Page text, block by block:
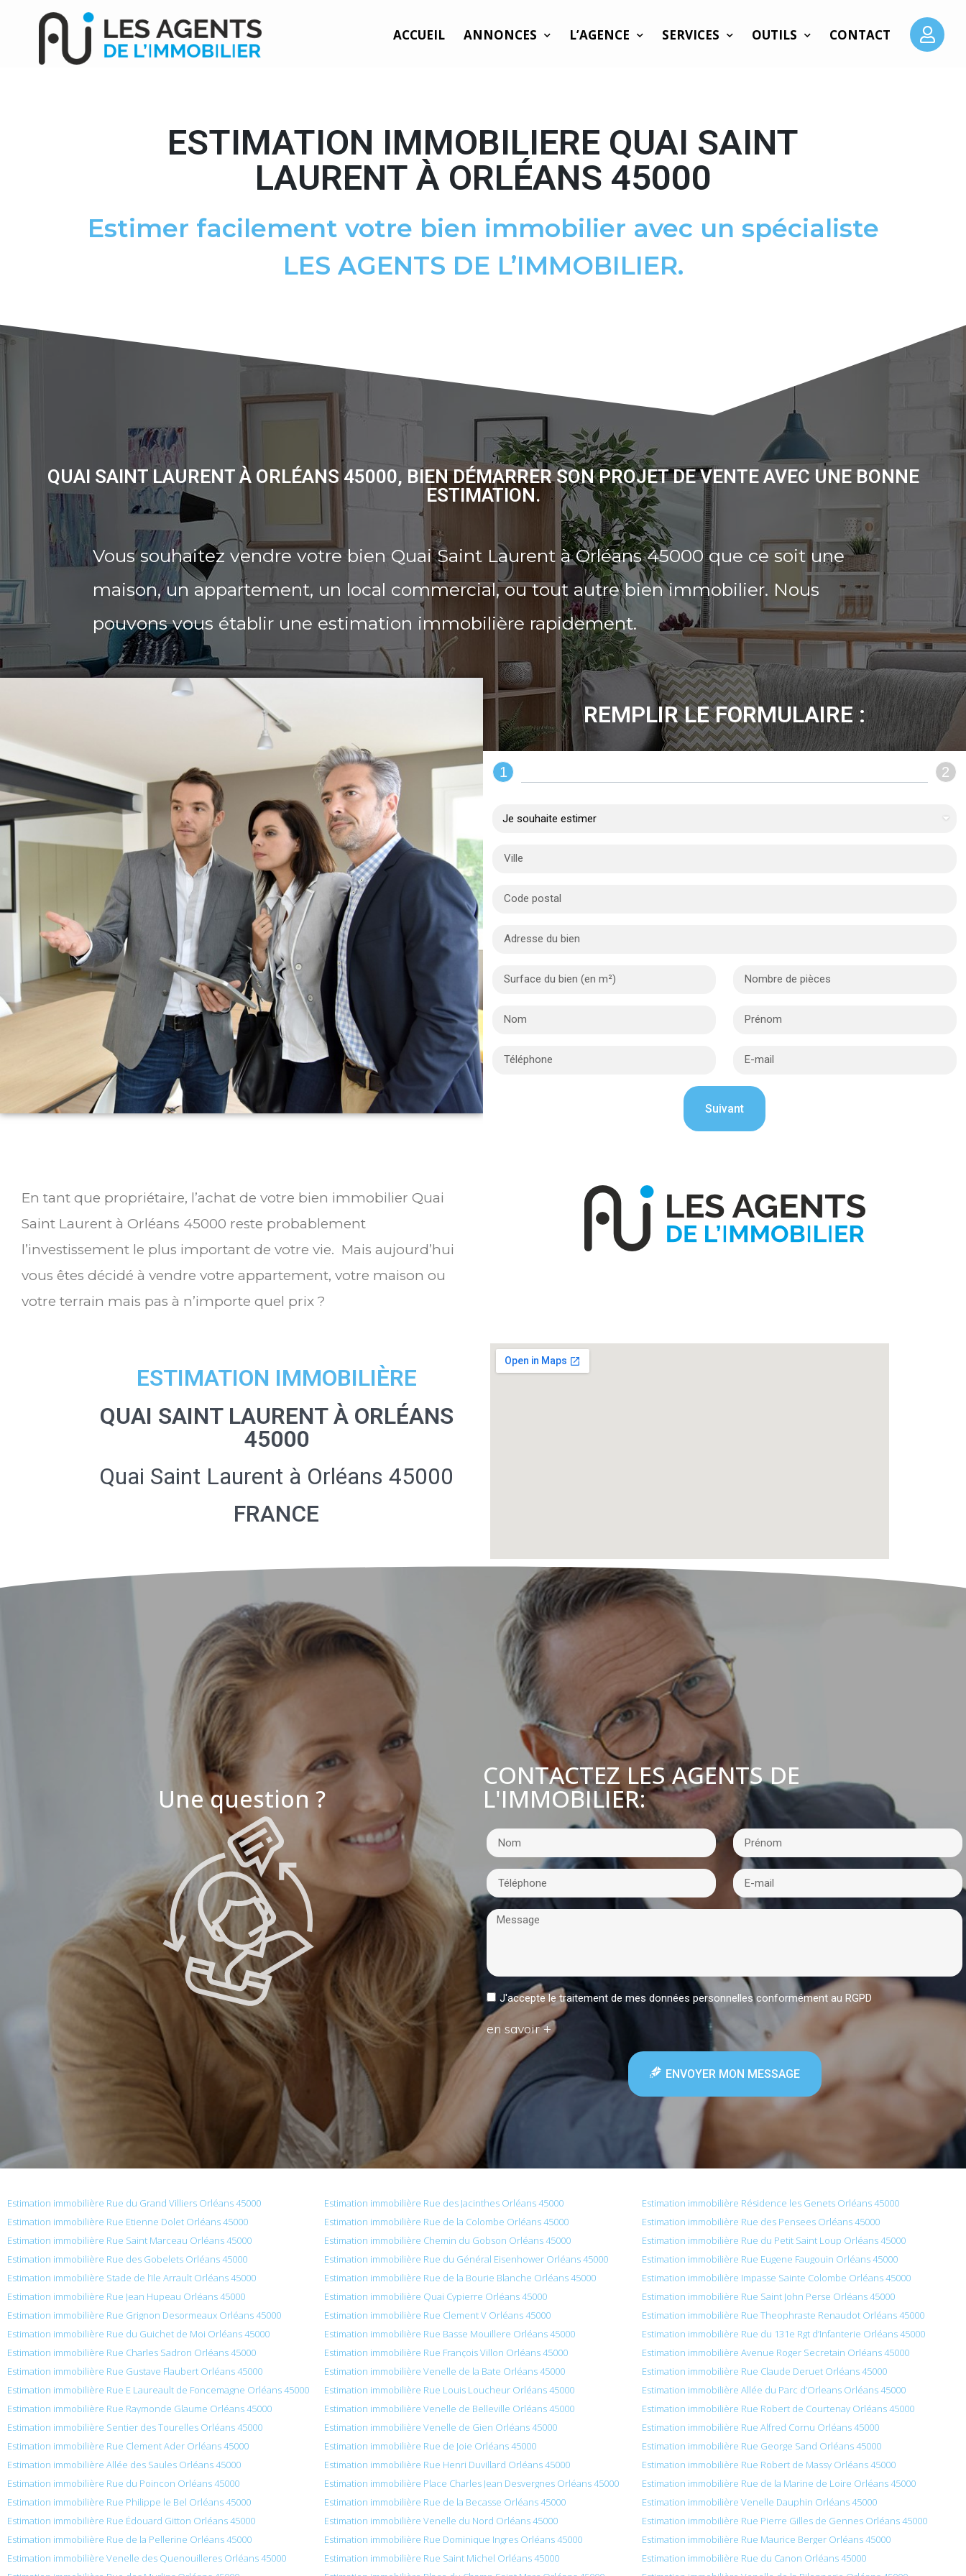
ACCUEIL ANNONCES L’AGENCE SERVICES OUTILS CONTACT
ESTIMATION IMMOBILIERE QUAI SAINT
LAURENT À ORLÉANS 45000
Estimer facilement votre bien immobilier avec un spécialiste
LES AGENTS DE L’IMMOBILIER.
QUAI SAINT LAURENT À ORLÉANS 45000, BIEN DÉMARRER SON PROJET DE VENTE AVEC UNE BONNE
ESTIMATION.
Vous souhaitez vendre votre bien Quai Saint Laurent à Orléans 45000 que ce soit une
maison, un appartement, un local commercial, ou tout autre bien immobilier. Nous
pouvons vous établir une estimation immobilière rapidement.
REMPLIR LE FORMULAIRE :
1 2
En tant que propriétaire, l’achat de votre bien immobilier Quai
Saint Laurent à Orléans 45000 reste probablement
l’investissement le plus important de votre vie. Mais aujourd’hui
vous êtes décidé à vendre votre appartement, votre maison ou
votre terrain mais pas à n’importe quel prix ?
ESTIMATION IMMOBILIÈRE
QUAI SAINT LAURENT À ORLÉANS
45000
Quai Saint Laurent à Orléans 45000
FRANCE
Une question ?
CONTACTEZ LES AGENTS DE
L'IMMOBILIER:
J'accepte le traitement de mes données personnelles conformément au RGPD
en savoir +
ENVOYER MON MESSAGE
Estimation immobilière Rue du Grand Villiers Orléans 45000 Estimation immobilière Rue des Jacinthes Orléans 45000
Estimation immobilière Résidence les Genets Orléans 45000
Estimation immobilière Rue Etienne Dolet Orléans 45000
Estimation immobilière Rue de la Colombe Orléans 45000
Estimation immobilière Rue des Pensees Orléans 45000
Estimation immobilière Rue Saint Marceau Orléans 45000
Estimation immobilière Chemin du Gobson Orléans 45000
Estimation immobilière Rue du Petit Saint Loup Orléans 45000
Estimation immobilière Rue des Gobelets Orléans 45000
Estimation immobilière Rue du Général Eisenhower Orléans 45000
Estimation immobilière Rue Eugene Faugouin Orléans 45000
Estimation immobilière Stade de l’Ile Arrault Orléans 45000
Estimation immobilière Rue de la Bourie Blanche Orléans 45000
Estimation immobilière Impasse Sainte Colombe Orléans 45000
Estimation immobilière Rue Jean Hupeau Orléans 45000
Estimation immobilière Quai Cypierre Orléans 45000
Estimation immobilière Rue Saint John Perse Orléans 45000
Estimation immobilière Rue Grignon Desormeaux Orléans 45000
Estimation immobilière Rue Clement V Orléans 45000
Estimation immobilière Rue Theophraste Renaudot Orléans 45000
Estimation immobilière Rue du Guichet de Moi Orléans 45000
Estimation immobilière Rue Basse Mouillere Orléans 45000
Estimation immobilière Rue du 131e Rgt d’Infanterie Orléans 45000
Estimation immobilière Rue Charles Sadron Orléans 45000
Estimation immobilière Rue François Villon Orléans 45000
Estimation immobilière Avenue Roger Secretain Orléans 45000
Estimation immobilière Rue Gustave Flaubert Orléans 45000
Estimation immobilière Venelle de la Bate Orléans 45000
Estimation immobilière Rue Claude Deruet Orléans 45000
Estimation immobilière Rue E Laureault de Foncemagne Orléans 45000
Estimation immobilière Rue Louis Loucheur Orléans 45000
Estimation immobilière Allée du Parc d’Orleans Orléans 45000
Estimation immobilière Rue Raymonde Glaume Orléans 45000
Estimation immobilière Venelle de Belleville Orléans 45000
Estimation immobilière Rue Robert de Courtenay Orléans 45000
Estimation immobilière Sentier des Tourelles Orléans 45000
Estimation immobilière Venelle de Gien Orléans 45000
Estimation immobilière Rue Alfred Cornu Orléans 45000
Estimation immobilière Rue Clement Ader Orléans 45000
Estimation immobilière Rue de Joie Orléans 45000
Estimation immobilière Rue George Sand Orléans 45000
Estimation immobilière Allée des Saules Orléans 45000
Estimation immobilière Rue Henri Duvillard Orléans 45000
Estimation immobilière Rue Robert de Massy Orléans 45000
Estimation immobilière Rue du Poincon Orléans 45000
Estimation immobilière Place Charles Jean Desvergnes Orléans 45000
Estimation immobilière Rue de la Marine de Loire Orléans 45000
Estimation immobilière Rue Philippe le Bel Orléans 45000
Estimation immobilière Rue de la Becasse Orléans 45000
Estimation immobilière Venelle Dauphin Orléans 45000
Estimation immobilière Rue Édouard Gitton Orléans 45000
Estimation immobilière Venelle du Nord Orléans 45000
Estimation immobilière Rue Pierre Gilles de Gennes Orléans 45000
Estimation immobilière Rue de la Pellerine Orléans 45000
Estimation immobilière Rue Dominique Ingres Orléans 45000
Estimation immobilière Rue Maurice Berger Orléans 45000
Estimation immobilière Venelle des Quenouilleres Orléans 45000
Estimation immobilière Rue Saint Michel Orléans 45000
Estimation immobilière Rue du Canon Orléans 45000